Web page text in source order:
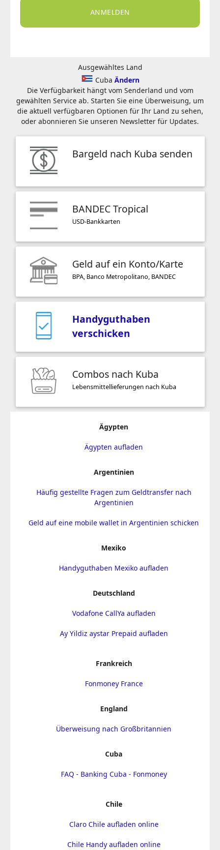
ANMELDEN
Ausgewähltes Land
Cuba Ändern
Die Verfügbarkeit hängt vom Senderland und vom
gewählten Service ab. Starten Sie eine Überweisung, um
die aktuell verfügbaren Optionen für Ihr Land zu sehen,
oder abonnieren Sie unseren Newsletter für Updates.
Bargeld nach Kuba senden
BANDEC Tropical
USD-Bankkarten
Geld auf ein Konto/Karte
BPA, Banco Metropolitano, BANDEC
Handyguthaben
verschicken
Combos nach Kuba
Lebensmittellieferungen nach Kuba
Ägypten
Ägypten aufladen
Argentinien
Häufig gestellte Fragen zum Geldtransfer nach
Argentinien
Geld auf eine mobile wallet in Argentinien schicken
Mexiko
Handyguthaben Mexiko aufladen
Deutschland
Vodafone CallYa aufladen
Ay Yildiz aystar Prepaid aufladen
Frankreich
Fonmoney France
England
Überweisung nach Großbritannien
Cuba
FAQ - Banking Cuba - Fonmoney
Chile
Claro Chile aufladen online
Chile Handy aufladen online